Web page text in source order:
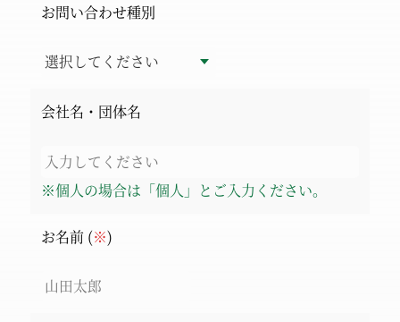
お問い合わせ種別
会社名・団体名
※個人の場合は「個人」とご入力ください。
お名前 (※)